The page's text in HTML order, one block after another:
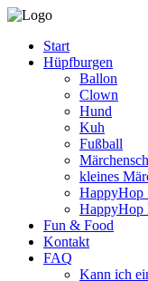
Start
Hüpfburgen
Ballon
Clown
Hund
Kuh
Fußball
kleines
HappyHop
HappyHop
Fun & Food
Kontakt
FAQ
Kann ich